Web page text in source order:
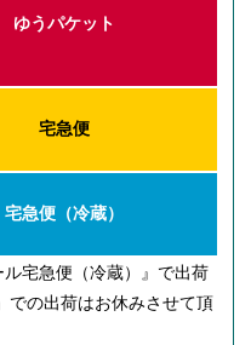
ゆうパケット
宅急便
宅急便（冷蔵）
宅急便（冷蔵）』で出荷
での出荷はお休みさせて頂